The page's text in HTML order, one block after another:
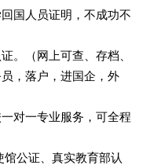
国人员证明，不成功不
。（网上可查、存档、
，落户，进国企，外
对一专业服务，可全程
公证、真实教育部认